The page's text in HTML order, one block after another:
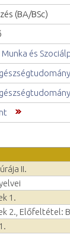
(BA/BSc)
Munka és
II.
1.
2., Előfeltétel: